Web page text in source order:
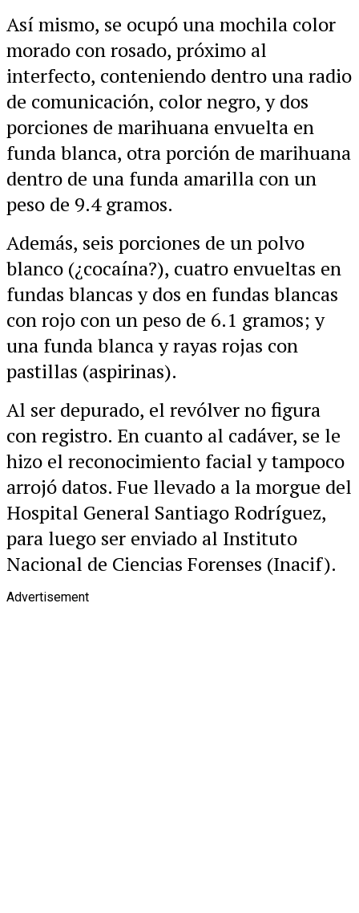
Así mismo, se ocupó una mochila color
morado con rosado, próximo al
interfecto, conteniendo dentro una radio
de comunicación, color negro, y dos
porciones de marihuana envuelta en
funda blanca, otra porción de marihuana
dentro de una funda amarilla con un
peso de 9.4 gramos.
Además, seis porciones de un polvo
blanco (¿cocaína?), cuatro envueltas en
fundas blancas y dos en fundas blancas
con rojo con un peso de 6.1 gramos; y
una funda blanca y rayas rojas con
pastillas (aspirinas).
Al ser depurado, el revólver no figura
con registro. En cuanto al cadáver, se le
hizo el reconocimiento facial y tampoco
arrojó datos. Fue llevado a la morgue del
Hospital General Santiago Rodríguez,
para luego ser enviado al Instituto
Nacional de Ciencias Forenses (Inacif).
Advertisement